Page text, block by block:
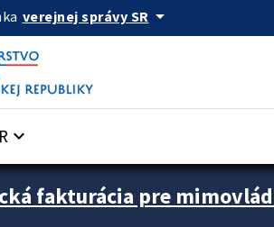
verejnej správy SR arrow_drop_down
keyboard_arrow_down
posun upútavok
fakturácia pre